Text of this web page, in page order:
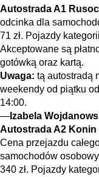
Autostrada A1
odcinka dla
71 zł. Pojazdy
Akceptowane są
gotówką oraz kartą.
Uwaga: tą autostradą
weekendy od piątku
14:00.
Izabela
Autostrada A2 Konin
Cena przejazdu
samochodów
340 zł. Pojazdy